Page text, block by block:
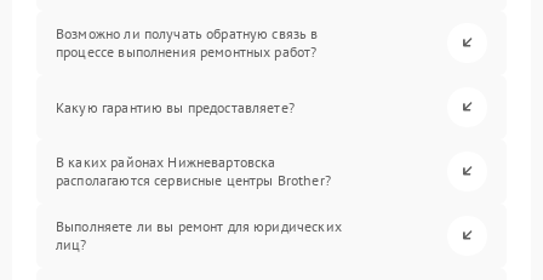
Возможно ли получать обратную связь в
процессе выполнения ремонтных работ?
Какую гарантию вы предоставляете?
В каких районах Нижневартовска
располагаются сервисные центры Brother?
Выполняете ли вы ремонт для юридических
лиц?